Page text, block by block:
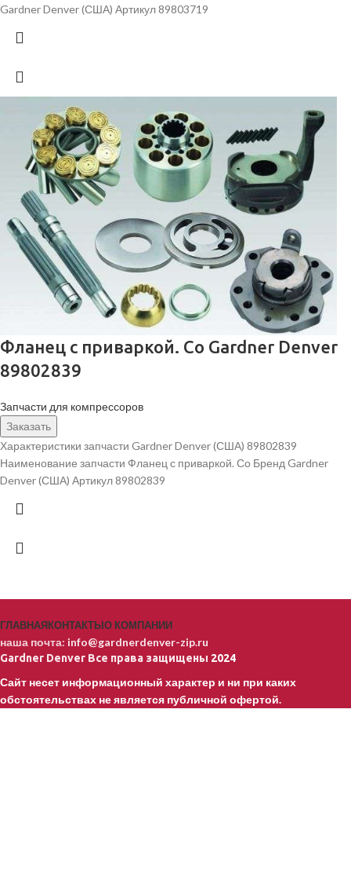
Gardner Denver (США) Артикул 89803719
Фланец с приваркой. Со Gardner Denver
89802839
Запчасти для компрессоров
Заказать
Характеристики запчасти Gardner Denver (США) 89802839
Наименование запчасти Фланец с приваркой. Со Бренд Gardner
Denver (США) Артикул 89802839
ГЛАВНАЯКОНТАКТЫО КОМПАНИИ
наша почта: info@gardnerdenver-zip.ru
Gardner Denver Все права защищены 2024
Сайт несет информационный характер и ни при каких
обстоятельствах не является публичной офертой.